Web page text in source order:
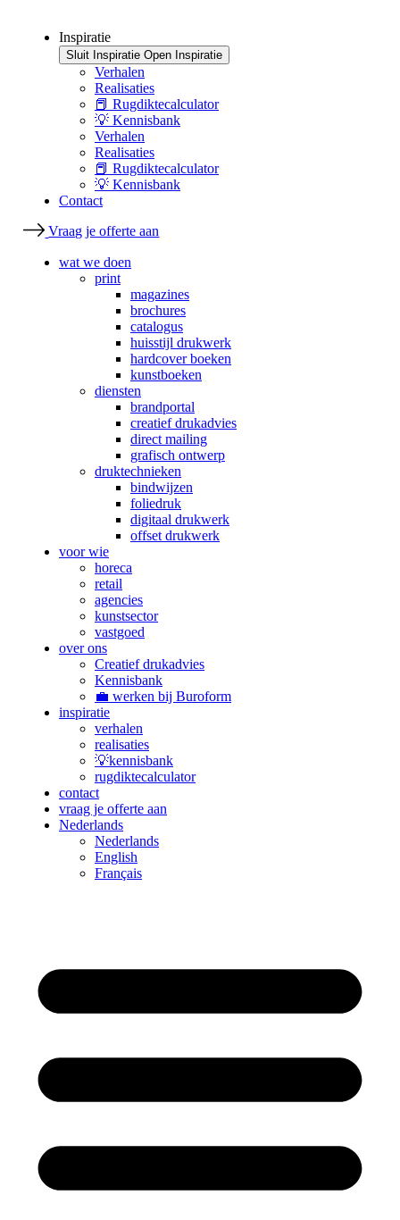
Inspiratie
Sluit Inspiratie Open Inspiratie
Verhalen
Realisaties
📕 Rugdiktecalculator
💡 Kennisbank
Verhalen
Realisaties
📕 Rugdiktecalculator
💡 Kennisbank
Contact
Vraag je offerte aan
wat we doen
print
magazines
brochures
catalogus
huisstijl drukwerk
hardcover boeken
kunstboeken
diensten
brandportal
creatief drukadvies
direct mailing
grafisch ontwerp
druktechnieken
bindwijzen
foliedruk
digitaal drukwerk
offset drukwerk
voor wie
horeca
retail
agencies
kunstsector
vastgoed
over ons
Creatief drukadvies
Kennisbank
💼 werken bij Buroform
inspiratie
verhalen
realisaties
💡kennisbank
rugdiktecalculator
contact
vraag je offerte aan
Nederlands
Nederlands
English
Français